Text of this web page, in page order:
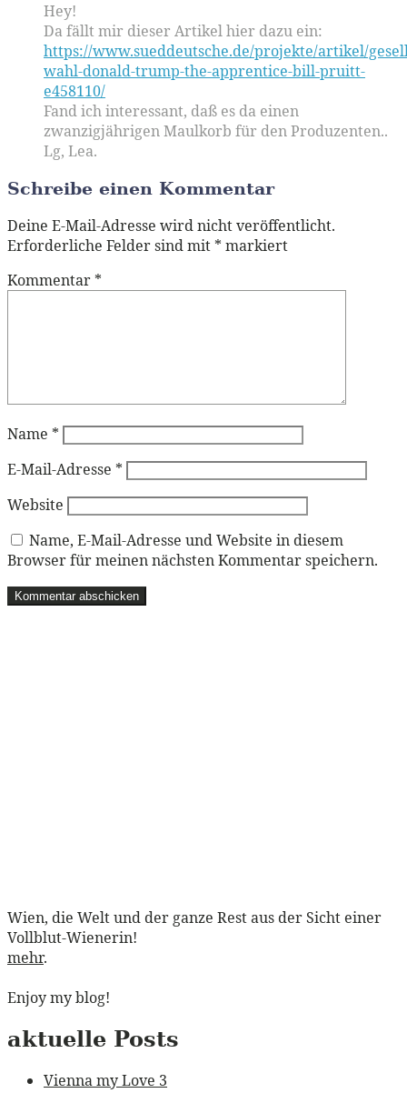
Hey!
Da fällt mir dieser Artikel hier dazu ein:
https://www.sueddeutsche.de/projekte/artikel/
wahl-donald-trump-the-apprentice-bill-pruitt-
e458110/
Fand ich interessant, daß es da einen
zwanzigjährigen Maulkorb für den Produzenten..
Lg, Lea.
Schreibe einen Kommentar
Deine E-Mail-Adresse wird nicht veröffentlicht.
Erforderliche Felder sind mit * markiert
Kommentar *
Name *
E-Mail-Adresse *
Website
Name, E-Mail-Adresse und Website in diesem
Browser für meinen nächsten Kommentar speichern.
Wien, die Welt und der ganze Rest aus der Sicht einer
Vollblut-Wienerin!
mehr.
Enjoy my blog!
aktuelle Posts
Vienna my Love 3